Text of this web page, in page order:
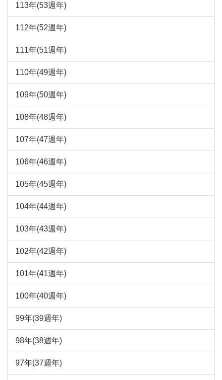
113年(53週年)
112年(52週年)
111年(51週年)
110年(49週年)
109年(50週年)
108年(48週年)
107年(47週年)
106年(46週年)
105年(45週年)
104年(44週年)
103年(43週年)
102年(42週年)
101年(41週年)
100年(40週年)
99年(39週年)
98年(38週年)
97年(37週年)